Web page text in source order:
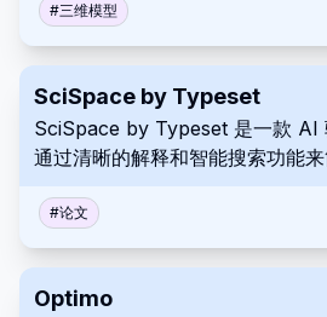
AI 使艺术家和设计师能够通过高
速概念化和迭代 3D 模型。
#三维模型
SciSpace by Typeset
SciSpace by Typeset 是一款 AI
通过清晰的解释和智能搜索功能
#论文
Optimo